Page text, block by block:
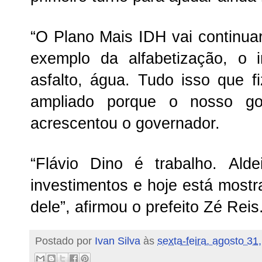
“O Plano Mais IDH vai
exemplo da alfabetização, o
asfalto, água. Tudo isso que
ampliado porque o nosso
acrescentou o governador.
“Flávio Dino é trabalho.
investimentos e hoje está
dele”, afirmou o prefeito Zé
Postado por Ivan Silva às sexta-feira, agosto